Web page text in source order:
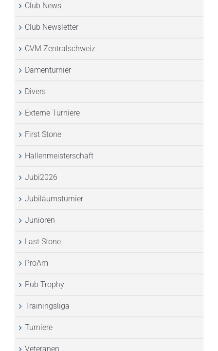
Club News
Club Newsletter
CVM Zentralschweiz
Damenturnier
Divers
Externe Turniere
First Stone
Hallenmeisterschaft
Jubi2026
Jubiläumsturnier
Junioren
Last Stone
ProAm
Pub Trophy
Trainingsliga
Turniere
Veteranen